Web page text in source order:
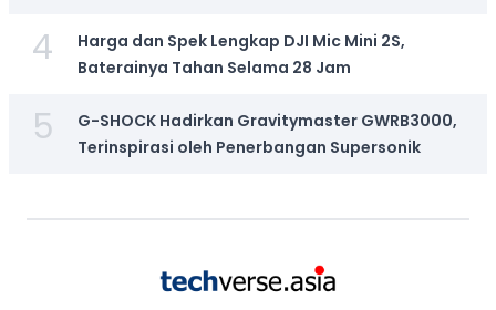
4
Harga dan Spek Lengkap DJI Mic Mini 2S,
Baterainya Tahan Selama 28 Jam
5
G-SHOCK Hadirkan Gravitymaster GWRB3000,
Terinspirasi oleh Penerbangan Supersonik